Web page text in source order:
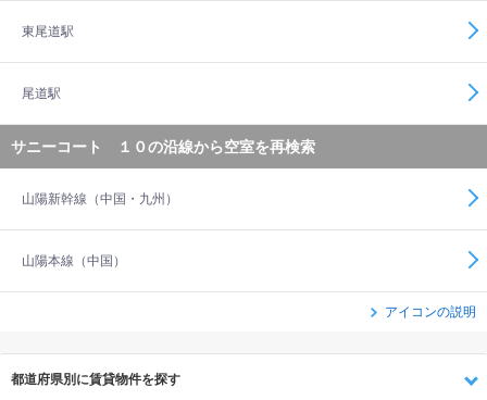
東尾道駅
尾道駅
サニーコート １０の沿線から空室を再検索
山陽新幹線（中国・九州）
山陽本線（中国）
アイコンの説明
都道府県別に賃貸物件を探す